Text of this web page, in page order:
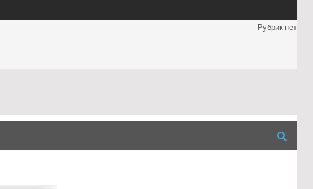
Рубрик нет